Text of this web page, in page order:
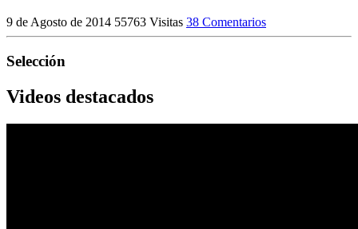
9 de Agosto de 2014 55763 Visitas 38 Comentarios
Selección
Videos destacados